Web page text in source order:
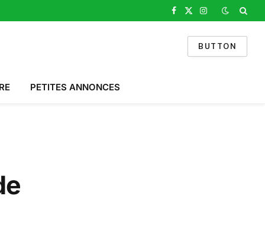
Facebook
X
Instagram
BUTTON
PETITES ANNONCES